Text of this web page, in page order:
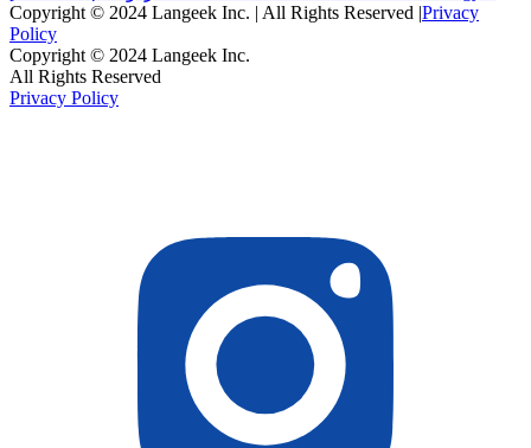
Copyright © 2024 Langeek Inc. | All Rights Reserved |Privacy
Policy
Copyright © 2024 Langeek Inc.
All Rights Reserved
Privacy Policy